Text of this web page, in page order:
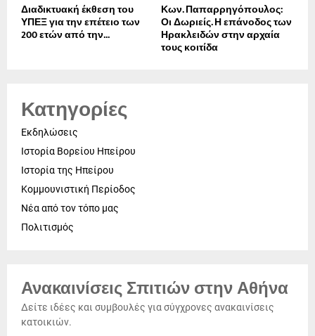
Διαδικτυακή έκθεση του
ΥΠΕΞ για την επέτειο των
200 ετών από την...
Κων. Παπαρρηγόπουλος:
Οι Δωριείς. Η επάνοδος των
Ηρακλειδών στην αρχαία
τους κοιτίδα
Κατηγορίες
Εκδηλώσεις
Ιστορία Βορείου Ηπείρου
Ιστορία της Ηπείρου
Κομμουνιστική Περίοδος
Νέα από τον τόπο μας
Πολιτισμός
Ανακαινίσεις Σπιτιών στην Αθήνα
Δείτε ιδέες και συμβουλές για σύγχρονες ανακαινίσεις
κατοικιών.